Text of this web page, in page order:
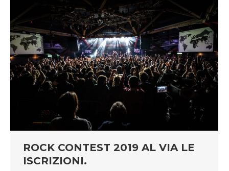
ROCK CONTEST 2019 AL VIA LE
ISCRIZIONI.